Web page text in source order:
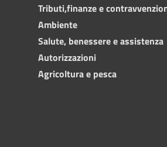
Tributi,finanze e
Ambiente
Salute, benessere e assistenza
Autorizzazioni
Agricoltura e pesca